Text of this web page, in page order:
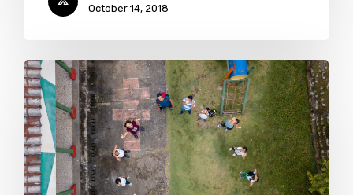
October 14, 2018